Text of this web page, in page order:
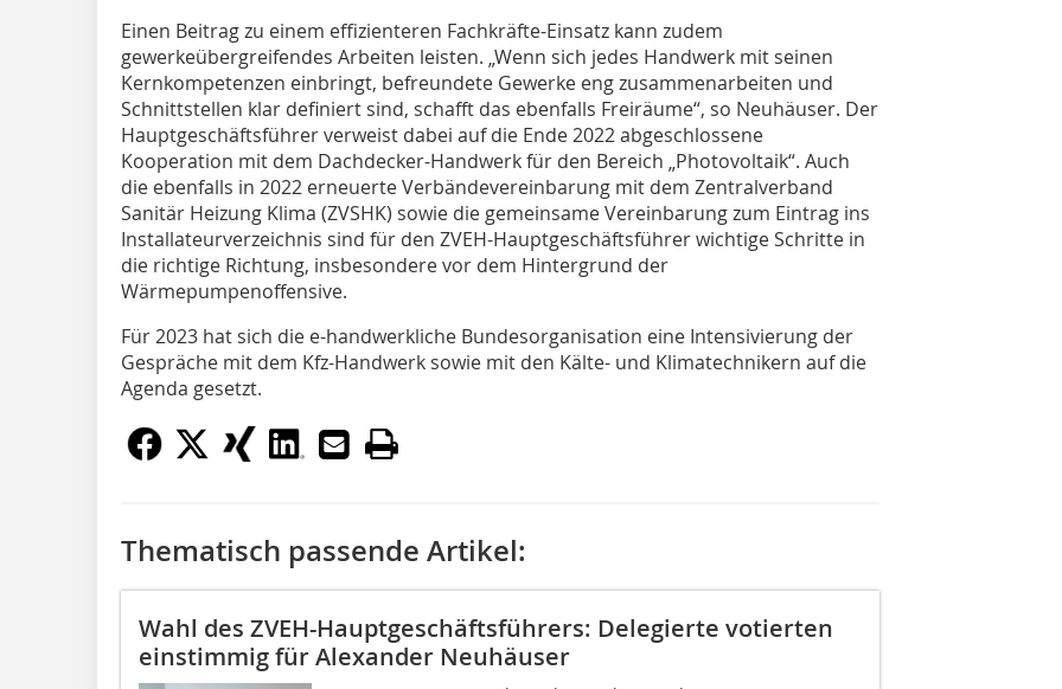
Einen Beitrag zu einem effizienteren Fachkräfte-Einsatz kann zudem
gewerkeübergreifendes Arbeiten leisten. „Wenn sich jedes Handwerk mit seinen
Kernkompetenzen einbringt, befreundete Gewerke eng zusammenarbeiten und
Schnittstellen klar definiert sind, schafft das ebenfalls Freiräume“, so Neuhäuser. Der
Hauptgeschäftsführer verweist dabei auf die Ende 2022 abgeschlossene
Kooperation mit dem Dachdecker-Handwerk für den Bereich „Photovoltaik“. Auch
die ebenfalls in 2022 erneuerte Verbändevereinbarung mit dem Zentralverband
Sanitär Heizung Klima (ZVSHK) sowie die gemeinsame Vereinbarung zum Eintrag ins
Installateurverzeichnis sind für den ZVEH-Hauptgeschäftsführer wichtige Schritte in
die richtige Richtung, insbesondere vor dem Hintergrund der
Wärmepumpenoffensive.
Für 2023 hat sich die e-handwerkliche Bundesorganisation eine Intensivierung der
Gespräche mit dem Kfz-Handwerk sowie mit den Kälte- und Klimatechnikern auf die
Agenda gesetzt.
Thematisch passende Artikel:
Wahl des ZVEH-Hauptgeschäftsführers: Delegierte votierten
einstimmig für Alexander Neuhäuser